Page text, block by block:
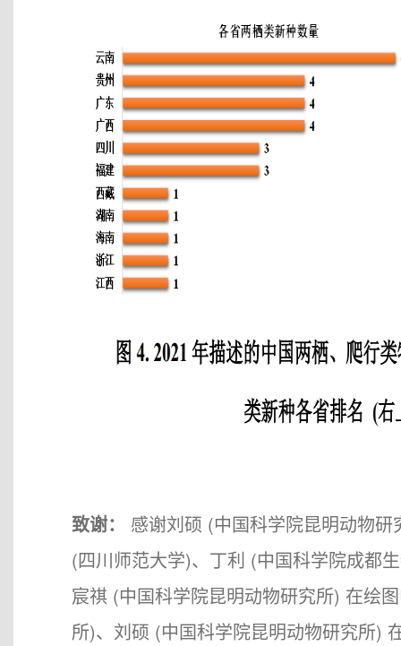
致谢：
感谢刘硕 (中国科学院昆明动物
(四川师范大学)、丁利 (中国科学院成都
宸祺 (中国科学院昆明动物研究所) 在绘
所)、刘硕 (中国科学院昆明动物研究所)